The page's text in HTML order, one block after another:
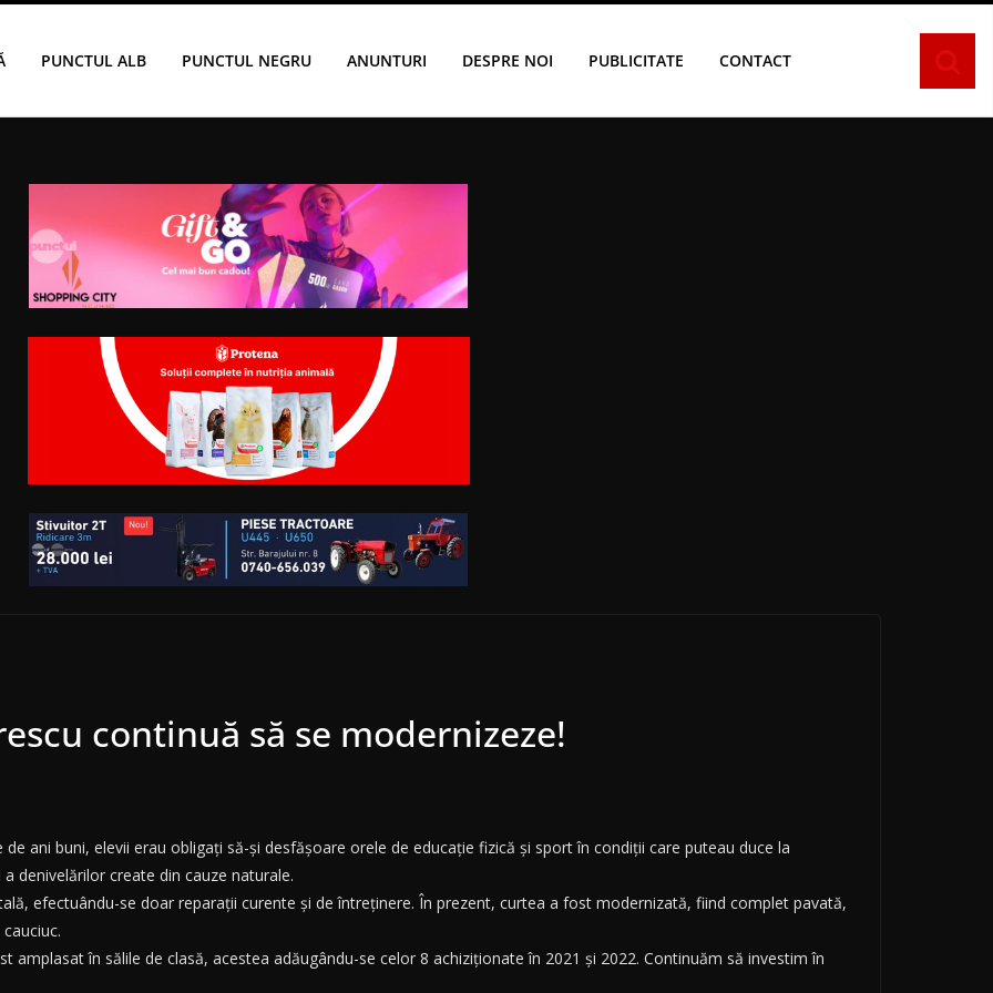
PUNCTUL ALB PUNCTUL NEGRU ANUNTURI DESPRE NOI PUBLICITATE CONTACT
continuă să se modernizeze!
ani buni, elevii erau obligați să-și desfășoare orele de educație fizică și sport în condiții care puteau duce la
denivelărilor create din cauze naturale.
efectuându-se doar reparații curente și de întreținere. În prezent, curtea a fost modernizată, fiind complet pavată,
amplasat în sălile de clasă, acestea adăugându-se celor 8 achiziționate în 2021 și 2022. Continuăm să investim în